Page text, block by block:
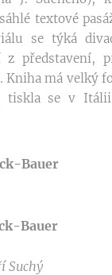
textové
se týká
z představení,
má velký
tiskla se v
Bauer
Bauer
Suchý